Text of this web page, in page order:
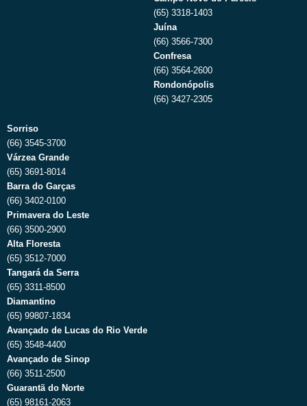
(65) 3318-1403
Juína
(66) 3566-7300
Confresa
(66) 3564-2600
Rondonópolis
(66) 3427-2305
Sorriso
(66) 3545-3700
Várzea Grande
(65) 3691-8014
Barra do Garças
(66) 3402-0100
Primavera do Leste
(66) 3500-2900
Alta Floresta
(65) 3512-7000
Tangará da Serra
(65) 3311-8500
Diamantino
(65) 99807-1834
Avançado de Lucas do Rio Verde
(65) 3548-4400
Avançado de Sinop
(66) 3511-2500
Guarantã do Norte
(65) 98161-2063